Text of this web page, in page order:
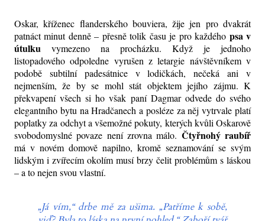
Oskar, kříženec flanderského bouviera, žije jen pro dvakrát
patnáct minut denně – přesně tolik času je pro každého psa v
útulku vymezeno na procházku. Když je jednoho
listopadového odpoledne vyrušen z letargie návštěvníkem v
podobě subtilní padesátnice v lodičkách, nečeká ani v
nejmenším, že by se mohl stát objektem jejího zájmu. K
překvapení všech si ho však paní Dagmar odvede do svého
elegantního bytu na Hradčanech a posléze za něj vytrvale platí
poplatky za odchyt a všemožné pokuty, kterých kvůli Oskarově
svobodomyslné povaze není zrovna málo. Čtyřnohý raubíř
má v novém domově napilno, kromě seznamování se svým
lidským i zvířecím okolím musí brzy čelit problémům s láskou
– a to nejen svou vlastní.
„Já vím,“ drbe mě za ušima. „Patříme k sobě,